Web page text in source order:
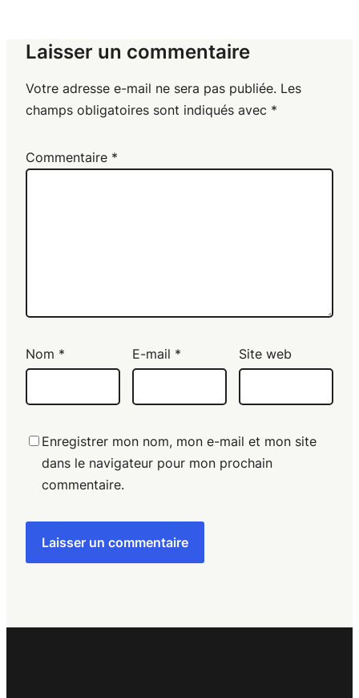
Laisser un commentaire
Votre adresse e-mail ne sera pas publiée. Les
champs obligatoires sont indiqués avec *
Commentaire *
Nom * E-mail * Site web
Enregistrer mon nom, mon e-mail et mon site
dans le navigateur pour mon prochain
commentaire.